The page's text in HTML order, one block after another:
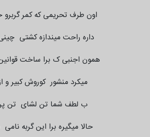
اون طرف تحریمی که کمر گربرو
داره راحت میندازه کشتی
همون اجنبی ک برا ساخت
میکرد منشور کوروش کبیر و
ب لطف شما تن لشای تن
حالا میگیره برا این گربه